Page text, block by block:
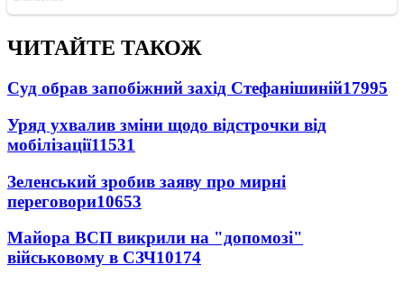
ЧИТАЙТЕ ТАКОЖ
Суд обрав запобіжний захід Стефанішиній17995
Уряд ухвалив зміни щодо відстрочки від
мобілізації11531
Зеленський зробив заяву про мирні
переговори10653
Майора ВСП викрили на "допомозі"
військовому в СЗЧ10174